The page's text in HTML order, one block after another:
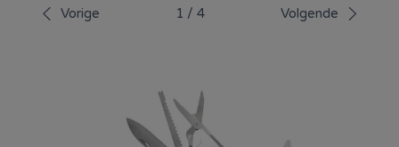
Vorige 1 / 4 Volgende